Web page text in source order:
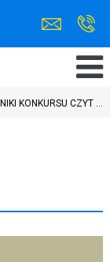
KONKURSU CZYT ...